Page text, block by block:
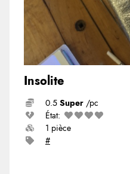
Insolite
0.5 Super /pc
État:
1 pièce
#